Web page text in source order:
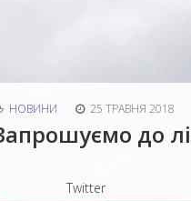
НОВИНИ 25 ТРАВНЯ 2018
до
Twitter